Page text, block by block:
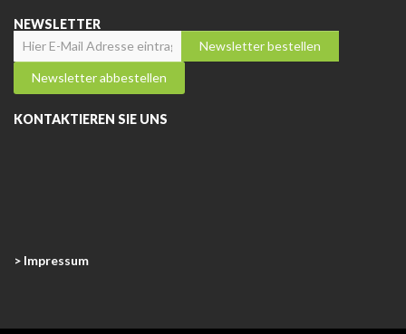
NEWSLETTER
KONTAKTIEREN SIE UNS
> Impressum